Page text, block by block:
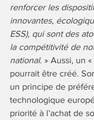
renforcer les
innovantes,
ESS), qui sont des
la compétitivité de
national. » Aussi, un
pourrait être créé.
un principe de
technologique
priorité à l’achat de